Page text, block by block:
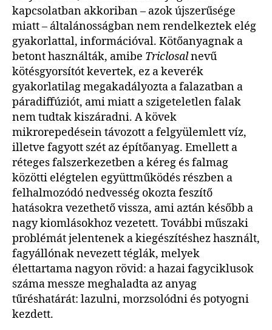
kapcsolatban akkoriban – azok újszerűsége
miatt – általánosságban nem rendelkeztek elég
gyakorlattal, információval. Kötőanyagnak a
betont használták, amibe Triclosalnevű
kötésgyorsítót kevertek, ez a keverék
gyakorlatilag megakadályozta a falazatban a
páradiffúziót, ami miatt a szigeteletlen falak
nem tudtak kiszáradni. A kövek
mikrorepedésein távozott a felgyülemlett víz,
illetve fagyott szét az építőanyag. Emellett a
réteges falszerkezetben a kéreg és falmag
közötti elégtelen együttműködés részben a
felhalmozódó nedvesség okozta feszítő
hatásokra vezethető vissza, ami aztán később a
nagy kiomlásokhoz vezetett. További műszaki
problémát jelentenek a kiegészítéshez használt,
fagyállónak nevezett téglák, melyek
élettartama nagyon rövid: a hazai fagyciklusok
száma messze meghaladta az anyag
tűréshatárát: lazulni, morzsolódni és potyogni
kezdett.